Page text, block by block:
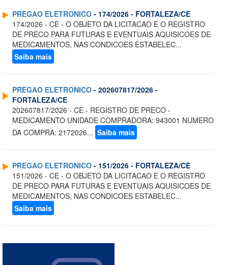
PREGAO ELETRONICO - 174/2026 - FORTALEZA/CE
174/2026 - CE - O OBJETO DA LICITACAO E O REGISTRO
DE PRECO PARA FUTURAS E EVENTUAIS AQUISICOES DE
MEDICAMENTOS, NAS CONDICOES ESTABELEC...
Saiba mais
PREGAO ELETRONICO - 202607817/2026 -
FORTALEZA/CE
202607817/2026 - CE - REGISTRO DE PRECO -
MEDICAMENTO UNIDADE COMPRADORA: 943001 NUMERO
DA COMPRA: 2172026... Saiba mais
PREGAO ELETRONICO - 151/2026 - FORTALEZA/CE
151/2026 - CE - O OBJETO DA LICITACAO E O REGISTRO
DE PRECO PARA FUTURAS E EVENTUAIS AQUISICOES DE
MEDICAMENTOS, NAS CONDICOES ESTABELEC...
Saiba mais